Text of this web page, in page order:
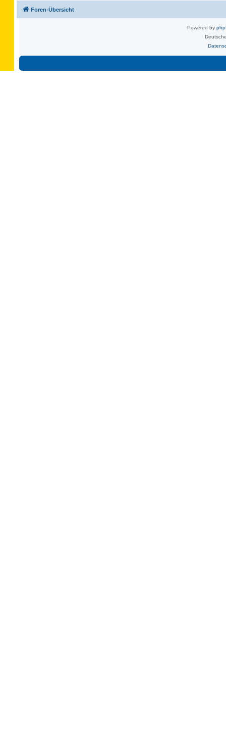
Foren-Übersicht
Powered by